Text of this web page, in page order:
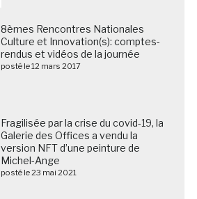
8èmes Rencontres Nationales
Culture et Innovation(s): comptes-
rendus et vidéos de la journée
posté le 12 mars 2017
Fragilisée par la crise du covid-19, la
Galerie des Offices a vendu la
version NFT d’une peinture de
Michel-Ange
posté le 23 mai 2021